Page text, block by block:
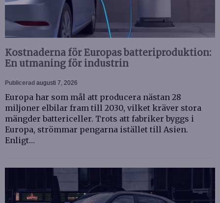
Kostnaderna för Europas batteriproduktion:
En utmaning för industrin
Publicerad augusti 7, 2026
Europa har som mål att producera nästan 28
miljoner elbilar fram till 2030, vilket kräver stora
mängder battericeller. Trots att fabriker byggs i
Europa, strömmar pengarna istället till Asien.
Enligt…